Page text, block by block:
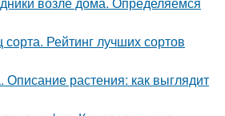
сорта. Рейтинг лучших сортов
растения: как выглядит